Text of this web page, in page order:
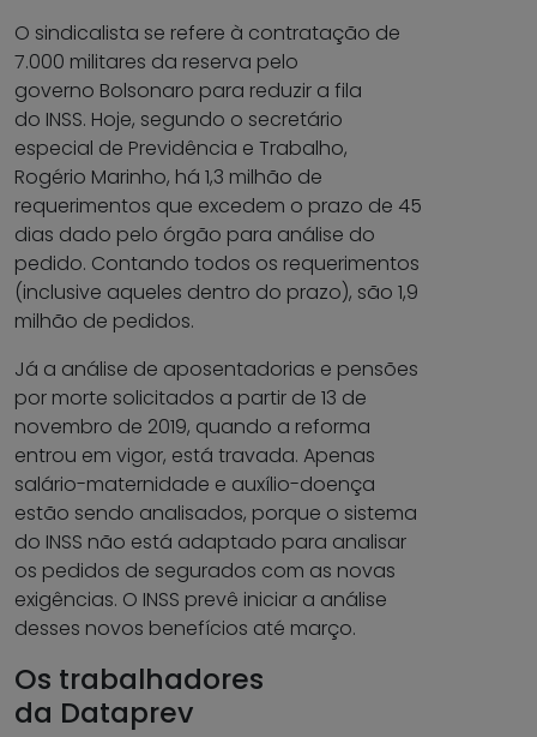
O sindicalista se refere à contratação de
7.000 militares da reserva pelo
governo Bolsonaro para reduzir a fila
do INSS. Hoje, segundo o secretário
especial de Previdência e Trabalho,
Rogério Marinho, há 1,3 milhão de
requerimentos que excedem o prazo de 45
dias dado pelo órgão para análise do
pedido. Contando todos os requerimentos
(inclusive aqueles dentro do prazo), são 1,9
milhão de pedidos.
Já a análise de aposentadorias e pensões
por morte solicitados a partir de 13 de
novembro de 2019, quando a reforma
entrou em vigor, está travada. Apenas
salário-maternidade e auxílio-doença
estão sendo analisados, porque o sistema
do INSS não está adaptado para analisar
os pedidos de segurados com as novas
exigências. O INSS prevê iniciar a análise
desses novos benefícios até março.
Os trabalhadores
da Dataprev